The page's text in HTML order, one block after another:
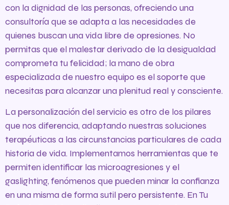
con la dignidad de las personas, ofreciendo una
consultoría que se adapta a las necesidades de
quienes buscan una vida libre de opresiones. No
permitas que el malestar derivado de la desigualdad
comprometa tu felicidad; la mano de obra
especializada de nuestro equipo es el soporte que
necesitas para alcanzar una plenitud real y consciente.
La personalización del servicio es otro de los pilares
que nos diferencia, adaptando nuestras soluciones
terapéuticas a las circunstancias particulares de cada
historia de vida. Implementamos herramientas que te
permiten identificar las microagresiones y el
gaslighting, fenómenos que pueden minar la confianza
en una misma de forma sutil pero persistente. En Tu